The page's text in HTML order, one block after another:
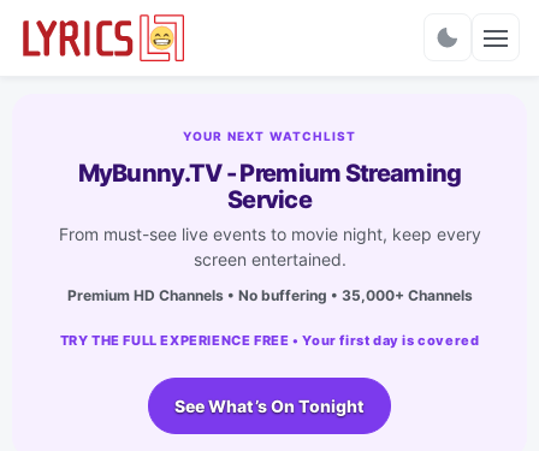
YOUR NEXT WATCHLIST
MyBunny.TV - Premium Streaming
Service
From must-see live events to movie night, keep every
screen entertained.
Premium HD Channels • No buffering • 35,000+ Channels
TRY THE FULL EXPERIENCE FREE • Your first day is covered
See What’s On Tonight